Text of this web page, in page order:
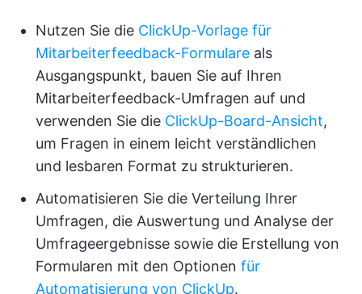
Nutzen Sie die ClickUp-Vorlage für
Mitarbeiterfeedback-Formulare als
Ausgangspunkt, bauen Sie auf Ihren
Mitarbeiterfeedback-Umfragen auf und
verwenden Sie die ClickUp-Board-Ansicht,
um Fragen in einem leicht verständlichen
und lesbaren Format zu strukturieren.
Automatisieren Sie die Verteilung Ihrer
Umfragen, die Auswertung und Analyse der
Umfrageergebnisse sowie die Erstellung von
Formularen mit den Optionen für
Automatisierung von ClickUp.